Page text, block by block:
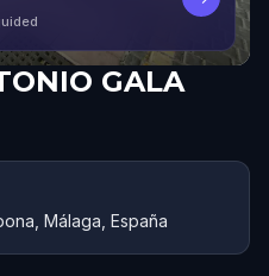
GALA
Málaga, España